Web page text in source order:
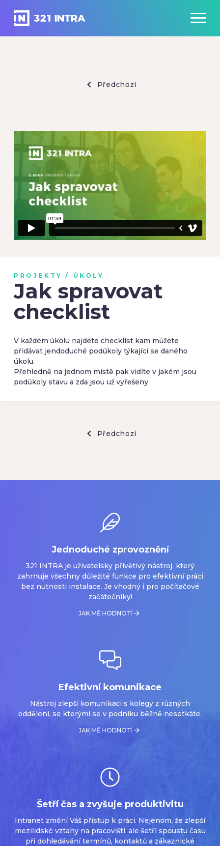
Předchozí
PROJEKTY / ÚKOLY
Jak spravovat
checklist
V každém úkolu najdete checklist kam můžete
přidávat jendoduché podúkoly týkající se daného
úkolu.
Přehledně na jednom místě pak vidíte v jakém jsou
podúkoly stavu a zda jsou už vyřešeny.
Předchozí
Jednoduché zprovoznění
321 INTRA je uživatelsky přívětivý nástroj, který
zahrnuje všechny důležité funkce pro efektivní práci
bez nutnosti instalace. Je vhodný i pro počítačové
začátečníky!
JAK MĚ HODNOTÍ
Efektivní komunikace
Nástroj zlepší komunikaci s kolegy z různých
oddělení, se kterými se v podniku běžně nesetkáte.
JAK MĚ HODNOTÍ
Šetří čas a zvyšuje produktivitu
Intranet změní Váš přístup k práci. Nejenom, že zlepší
mezilidské vztahy na pracovišti, ale šetří spoustu času
při dohledávání termínů, kontaktů a zákaznické